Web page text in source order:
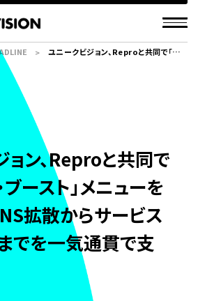
ョン、Reproと共同で
ブースト」メニューを
拡散からサービス
でを一気通貫で支
ユニークビジョン、Reproと共同で「アク